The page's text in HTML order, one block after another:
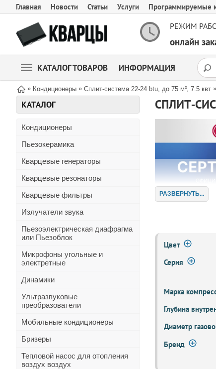
Главная Новости Статьи Услуги Программируемые
РЕЖИМ
онлайн
КАТАЛОГ ТОВАРОВ ИНФОРМАЦИЯ
» Кондиционеры » Сплит-система 22-24 btu, до 75 м², 7.5 квт »
КАТАЛОГ
Кондиционеры
Пьезокерамика
Кварцевые генераторы
Кварцевые резонаторы
Кварцевые фильтры
Излучатели звука
Пьезоэлектрическая диафрагма
или Пьезоблок
Микрофоны угольные и
электретные
Динамики
Ультразвуковые
преобразователи
Мобильные кондиционеры
Бризеры
Тепловой насос для отопления
воздух воздух
РАЗВЕРНУТЬ...
Цвет
Серия
Марка
Глубина
Диаметр
Бренд